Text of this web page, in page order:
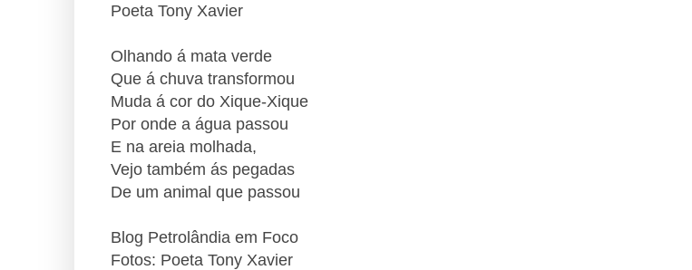
Poeta Tony Xavier
Olhando á mata verde
Que á chuva transformou
Muda á cor do Xique-Xique
Por onde a água passou
E na areia molhada,
Vejo também ás pegadas
De um animal que passou
Blog Petrolândia em Foco
Fotos: Poeta Tony Xavier